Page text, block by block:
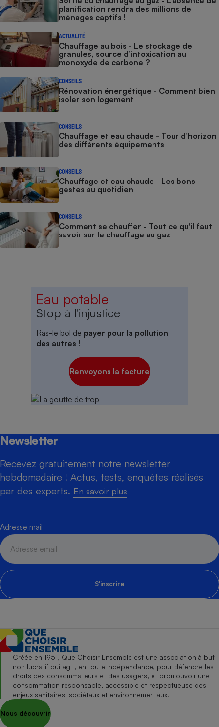
planification rendra des millions de
ménages captifs !
ACTUALITÉ
Chauffage au bois - Le stockage de
granulés, source d’intoxication au
monoxyde de carbone ?
CONSEILS
Rénovation énergétique - Comment bien
isoler son logement
CONSEILS
Chauffage et eau chaude - Tour d’horizon
des différents équipements
CONSEILS
Chauffage et eau chaude - Les bons
gestes au quotidien
CONSEILS
Comment se chauffer - Tout ce qu'il faut
savoir sur le chauffage au gaz
Eau potable
Stop à l'injustice
Ras-le bol de payer pour la pollution
des autres !
Renvoyons la facture
Newsletter
Recevez gratuitement notre newsletter
hebdomadaire ! Actus, tests, enquêtes réalisés
par des experts. En savoir plus
Adresse mail
S'inscrire
Créée en 1951, Que Choisir Ensemble est une association à but
non lucratif qui agit, en toute indépendance, pour défendre les
droits des consommateurs et des usagers, et promouvoir une
consommation responsable, accessible et respectueuse des
enjeux sanitaires, sociétaux et environnementaux.
Nous découvrir